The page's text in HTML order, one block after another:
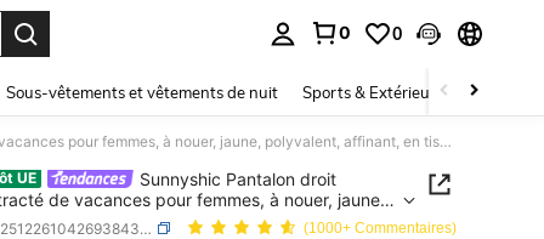
0 0
Sous-vêtements et vêtements de nuit Sports & Extérieur Enfants
Sunnyshic Pantalon droit décontracté de vacances pour femmes, à nouer, jaune, polyvalent, affinant, en tissu texturé, printemps/été
UE
Sunnyshic Pantalon droit
de vacances pour femmes, à nouer, jaune,
affinant, en tissu texturé, printemps/été
SKU: sz251226104269384392505 (1000+ Commentaires)